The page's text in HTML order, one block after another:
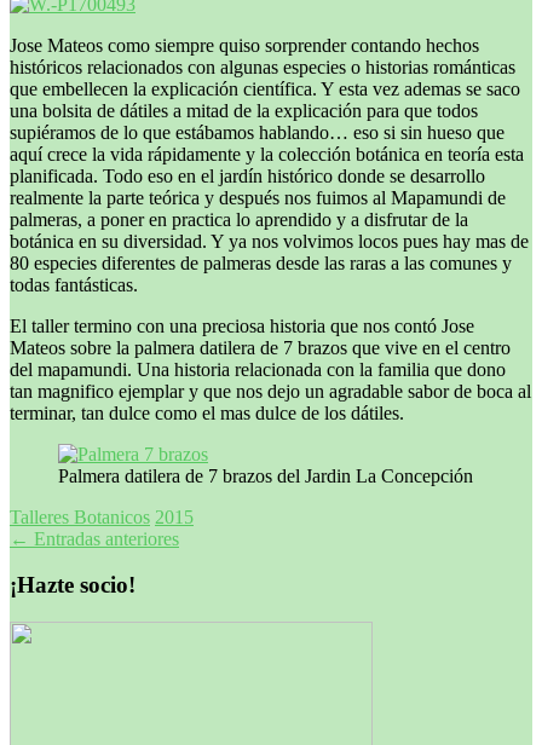
Jose Mateos como siempre quiso sorprender contando hechos
históricos relacionados con algunas especies o historias románticas
que embellecen la explicación científica. Y esta vez ademas se saco
una bolsita de dátiles a mitad de la explicación para que todos
supiéramos de lo que estábamos hablando… eso si sin hueso que
aquí crece la vida rápidamente y la colección botánica en teoría esta
planificada. Todo eso en el jardín histórico donde se desarrollo
realmente la parte teórica y después nos fuimos al Mapamundi de
palmeras, a poner en practica lo aprendido y a disfrutar de la
botánica en su diversidad. Y ya nos volvimos locos pues hay mas de
80 especies diferentes de palmeras desde las raras a las comunes y
todas fantásticas.
El taller termino con una preciosa historia que nos contó Jose
Mateos sobre la palmera datilera de 7 brazos que vive en el centro
del mapamundi. Una historia relacionada con la familia que dono
tan magnifico ejemplar y que nos dejo un agradable sabor de boca al
terminar, tan dulce como el mas dulce de los dátiles.
Palmera datilera de 7 brazos del Jardin La Concepción
Talleres Botanicos 2015
Navegación
entradas
← Entradas anteriores
¡Hazte socio!